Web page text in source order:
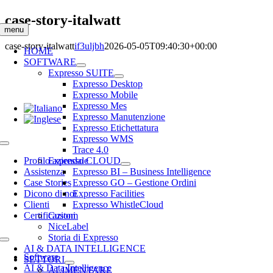
Salta
al
contenuto
menu
HOME
SOFTWARE
Expresso SUITE
Expresso Desktop
Expresso Mobile
Expresso Mes
Expresso Manutenzione
Expresso Etichettatura
Expresso WMS
Trace 4.0
Expresso CLOUD
Expresso BI – Business Intelligence
Expresso GO – Gestione Ordini
Expresso Facilities
Expresso WhistleCloud
Custom
NiceLabel
Storia di Expresso
AI & DATA INTELLIGENCE
SETTORI
ALIMENTARE
case-story-italwatt
case-story-italwattif3uljbh2026-05-05T09:40:30+00:00
Toggle
NavigationProfilo aziendale
Assistenza
Case Stories
Dicono di noi
Clienti
Certificazioni
Toggle
NavigationSoftware
AI & Data Intelligence